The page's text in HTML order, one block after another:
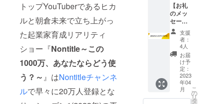
トップYouTuberであるヒカ
ルと朝倉未来で立ち上がっ
た起業家育成リアリティ
ショー『Nontitle～この
1000万、あなたならどう使
う？～』はNontitleチャンネ
ルで早々に20万人登録とな
【お礼
のメッ
セージ
コー
ス】 お
礼の
メッ
セージ
CAMPF
IRE活動
報告に
てプロ
デュー
支援
者：
4人
お届
け予
定：
2023
年04
月
こ
の
リ
タ